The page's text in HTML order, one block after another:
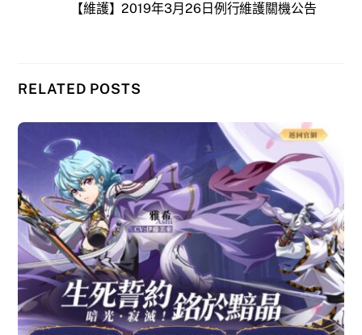
【維護】2019年3月26日例行維護關機公告
RELATED POSTS